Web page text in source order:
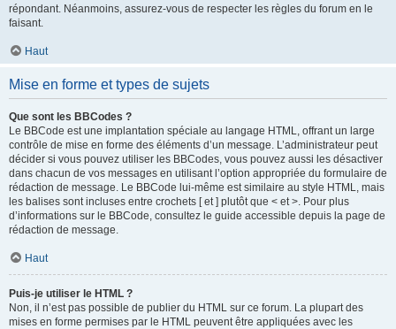
répondant. Néanmoins, assurez-vous de respecter les règles du forum en le
faisant.
Haut
Mise en forme et types de sujets
Que sont les BBCodes ?
Le BBCode est une implantation spéciale au langage HTML, offrant un large
contrôle de mise en forme des éléments d’un message. L’administrateur peut
décider si vous pouvez utiliser les BBCodes, vous pouvez aussi les désactiver
dans chacun de vos messages en utilisant l’option appropriée du formulaire de
rédaction de message. Le BBCode lui-même est similaire au style HTML, mais
les balises sont incluses entre crochets [ et ] plutôt que < et >. Pour plus
d’informations sur le BBCode, consultez le guide accessible depuis la page de
rédaction de message.
Haut
Puis-je utiliser le HTML ?
Non, il n’est pas possible de publier du HTML sur ce forum. La plupart des
mises en forme permises par le HTML peuvent être appliquées avec les